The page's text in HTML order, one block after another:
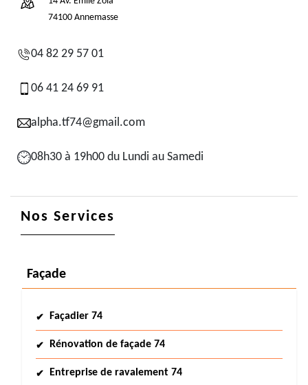
74100 Annemasse
04 82 29 57 01
06 41 24 69 91
alpha.tf74@gmail.com
08h30 à 19h00 du Lundi au Samedi
Nos Services
Façade
Façadier 74
Rénovation de façade 74
Entreprise de ravalement 74